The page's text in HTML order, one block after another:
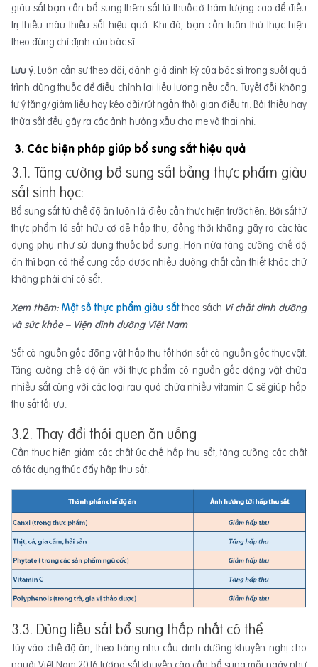
giàu sắt bạn cần bổ sung thêm sắt từ thuốc ở hàm lượng cao để điều
trị thiếu máu thiếu sắt hiệu quả. Khi đó, bạn cần tuân thủ thực hiện
theo đúng chỉ định của bác sĩ.
Lưu ý: Luôn cần sự theo dõi, đánh giá định kỳ của bác sĩ trong suốt quá
trình dùng thuốc để điều chỉnh lại liều lượng nếu cần. Tuyết đối không
tự ý tăng/giảm liều hay kéo dài/rút ngắn thời gian điều trị. Bởi thiếu hay
thừa sắt đều gây ra các ảnh hưởng xấu cho mẹ và thai nhi.
3. Các biện pháp giúp bổ sung sắt hiệu quả
3.1. Tăng cường bổ sung sắt bằng thực phẩm giàu
sắt sinh học:
Bổ sung sắt từ chế độ ăn luôn là điều cần thực hiện trước tiên. Bởi sắt từ
thực phẩm là sắt hữu cơ dễ hấp thu, đồng thời không gây ra các tác
dụng phụ như sử dụng thuốc bổ sung. Hơn nữa tăng cường chế độ
ăn thì bạn có thể cung cấp được nhiều dưỡng chất cần thiết khác chứ
không phải chỉ có sắt.
Xem thêm: Một số thực phẩm giàu sắt theo sách Vi chất dinh dưỡng
và sức khỏe – Viện dinh dưỡng Việt Nam
Sắt có nguồn gốc động vật hấp thu tốt hơn sắt có nguồn gốc thực vật.
Tăng cường chế độ ăn với thực phẩm có nguồn gốc động vật chứa
nhiều sắt cùng với các loại rau quả chứa nhiều vitamin C sẽ giúp hấp
thu sắt tối ưu.
3.2. Thay đổi thói quen ăn uống
Cần thực hiện giảm các chất ức chế hấp thu sắt, tăng cường các chất
có tác dụng thúc đẩy hấp thu sắt.
3.3. Dùng liều sắt bổ sung thấp nhất có thể
Tùy vào chế độ ăn, theo bảng nhu cầu dinh dưỡng khuyến nghị cho